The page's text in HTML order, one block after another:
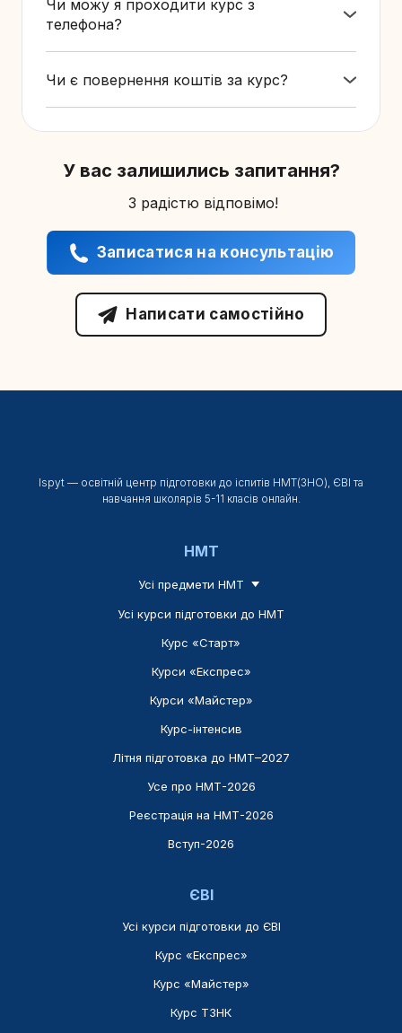
на проходження знадобиться орієнтовно 15
годин.
Чи можу я проходити курс з
телефона?
телефона.
Чи є повернення коштів за курс?
У вас залишились запитання?
З радістю відповімо!
Записатися на консультацію
Написати самостійно
Ispyt — освітній центр підготовки до іспитів НМТ(ЗНО), ЄВІ та
навчання школярів 5-11 класів онлайн.
НМТ
Усі предмети НМТ
Усі курси підготовки до НМТ
Курс «Старт»
Курси «Експрес»
Курси «Майстер»
Курс-інтенсив
Літня підготовка до НМТ–2027
Усе про НМТ-2026
Реєстрація на НМТ-2026
Вступ-2026
ЄВІ
Усі курси підготовки до ЄВІ
Курс «Експрес»
Курс «Майстер»
Курс ТЗНК